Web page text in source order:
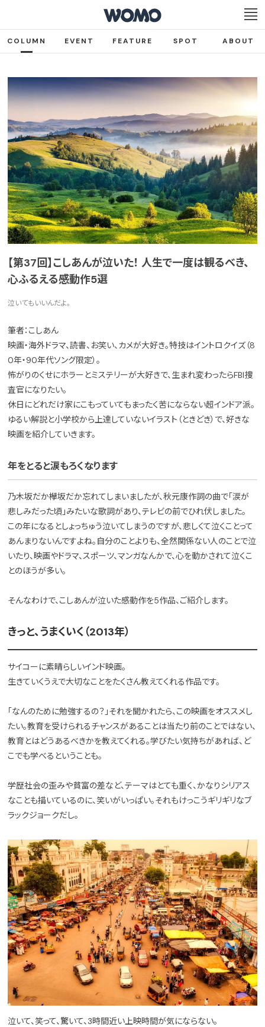
COLUMN EVENT FEATURE SPOT ABOUT
【第37回】こしあんが泣いた！ 人生で一度は観るべき、
心ふるえる感動作5選
泣いてもいいんだよ。
筆者：こしあん
映画・海外ドラマ、読書、お笑い、カメが大好き。特技はイントロクイズ（8
0年・90年代ソング限定）。
怖がりのくせにホラーとミステリーが大好きで、生まれ変わったらFBI捜
査官になりたい。
休日にどれだけ家にこもっていてもまったく苦にならない超インドア派。
ゆるい解説と小学校から上達していないイラスト（ときどき）で、好きな
映画を紹介していきます。
年をとると涙もろくなります
乃木坂だか欅坂だか忘れてしまいましたが、秋元康作詞の曲で「涙が
悲しみだった頃」みたいな歌詞があり、テレビの前でひれ伏しました。
この年になるとしょっちゅう泣いてしまうのですが、悲しくて泣くことって
あんまりないんですよね。自分のことよりも、全然関係ない人のことで泣
いたり、映画やドラマ、スポーツ、マンガなんかで、心を動かされて泣くこ
とのほうが多い。
そんなわけで、こしあんが泣いた感動作を5作品、ご紹介します。
きっと、うまくいく（2013年）
サイコーに素晴らしいインド映画。
生きていくうえで大切なことをたくさん教えてくれる作品です。
「なんのために勉強するの？」それを聞かれたら、この映画をオススメし
たい。教育を受けられるチャンスがあることは当たり前のことではない、
教育とはどうあるべきかを教えてくれる。学びたい気持ちがあれば、ど
こでも学べるということも。
学歴社会の歪みや貧富の差など、テーマはとても重く、かなりシリアス
なことも描いているのに、笑いがいっぱい。それもけっこうギリギリなブ
ラックジョークだし。
泣いて、笑って、驚いて、3時間近い上映時間が気にならない。